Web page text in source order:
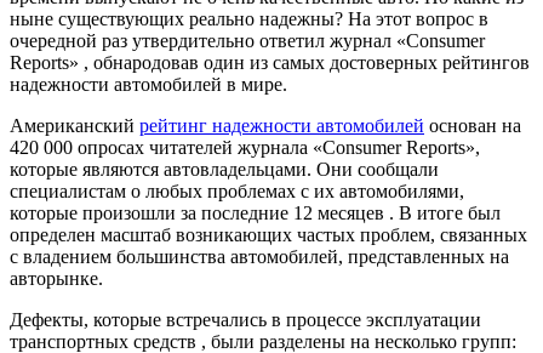
ныне существующих реально надежны? На этот вопрос в
очередной раз утвердительно ответил журнал «Consumer
Reports» , обнародовав один из самых достоверных рейтингов
надежности автомобилей в мире.
Американский рейтинг надежности автомобилей основан на
420 000 опросах читателей журнала «Consumer Reports»,
которые являются автовладельцами. Они сообщали
специалистам о любых проблемах с их автомобилями,
которые произошли за последние 12 месяцев . В итоге был
определен масштаб возникающих частых проблем, связанных
с владением большинства автомобилей, представленных на
авторынке.
Дефекты, которые встречались в процессе эксплуатации
транспортных средств , были разделены на несколько групп: